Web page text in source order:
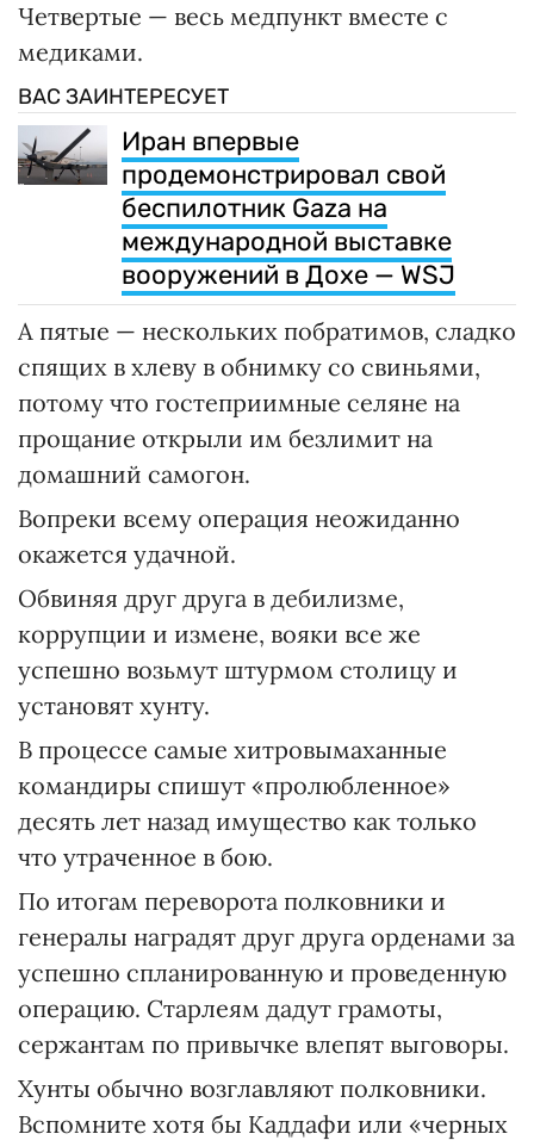
Четвертые — весь медпункт вместе с
медиками.
ВАС ЗАИНТЕРЕСУЕТ
Иран впервые
продемонстрировал свой
беспилотник Gaza на
международной выставке
вооружений в Дохе — WSJ
А пятые — нескольких побратимов, сладко
спящих в хлеву в обнимку со свиньями,
потому что гостеприимные селяне на
прощание открыли им безлимит на
домашний самогон.
Вопреки всему операция неожиданно
окажется удачной.
Обвиняя друг друга в дебилизме,
коррупции и измене, вояки все же
успешно возьмут штурмом столицу и
установят хунту.
В процессе самые хитровымаханные
командиры спишут «пролюбленное»
десять лет назад имущество как только
что утраченное в бою.
По итогам переворота полковники и
генералы наградят друг друга орденами за
успешно спланированную и проведенную
операцию. Старлеям дадут грамоты,
сержантам по привычке влепят выговоры.
Хунты обычно возглавляют полковники.
Вспомните хотя бы Каддафи или «черных